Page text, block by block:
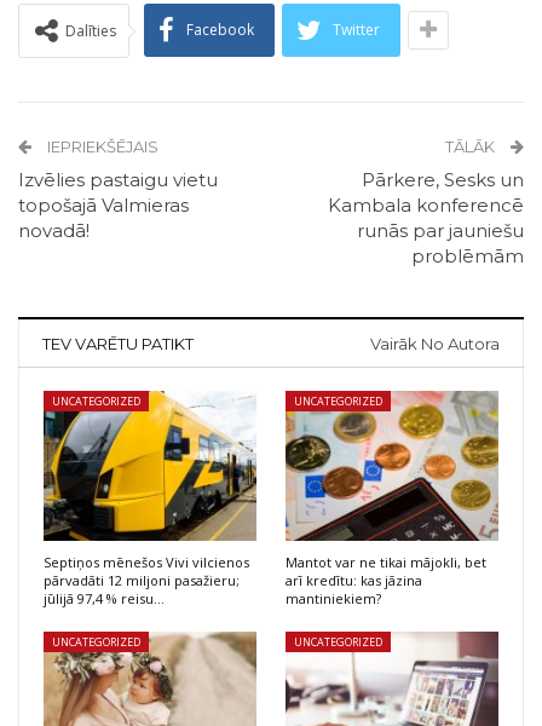
Dalīties Facebook Twitter
IEPRIEKŠĒJAIS
Izvēlies pastaigu vietu
topošajā Valmieras
novadā!
TĀLĀK
Pārkere, Sesks un
Kambala konferencē
runās par jauniešu
problēmām
TEV VARĒTU PATIKT Vairāk No Autora
UNCATEGORIZED
Septiņos mēnešos Vivi vilcienos
pārvadāti 12 miljoni pasažieru;
jūlijā 97,4 % reisu…
UNCATEGORIZED
Mantot var ne tikai mājokli, bet
arī kredītu: kas jāzina
mantiniekiem?
UNCATEGORIZED UNCATEGORIZED